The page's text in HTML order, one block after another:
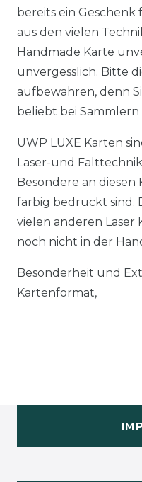
bereits ein Geschenk
aus den vielen
Handmade Karte
unvergesslich. Bitte
aufbewahren, denn
beliebt bei
UWP LUXE Karten
Laser-und
Besondere an diesen
farbig bedruckt sind.
vielen anderen Laser
noch nicht in der
Besonderheit und
Kartenformat,